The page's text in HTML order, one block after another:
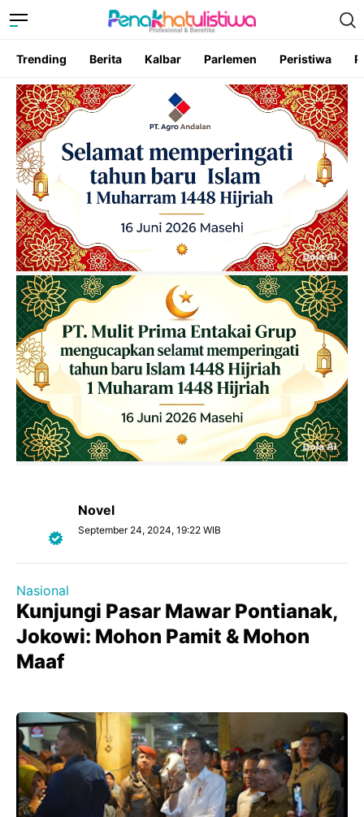
Trending Berita Kalbar Parlemen Peristiwa
Novel
September 24, 2024, 19:22 WIB
Nasional
Kunjungi Pasar Mawar Pontianak,
Jokowi: Mohon Pamit & Mohon
Maaf